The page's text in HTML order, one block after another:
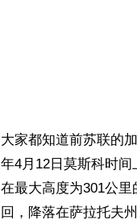
大家都知道前苏联的
年4月12日莫斯科时间
在最大高度为301公
回，降落在萨拉托夫